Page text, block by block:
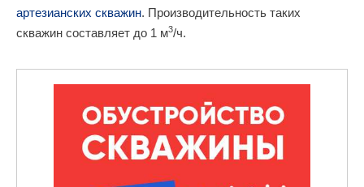
артезианских скважин. Производительность таких
скважин составляет до 1 м3/ч.